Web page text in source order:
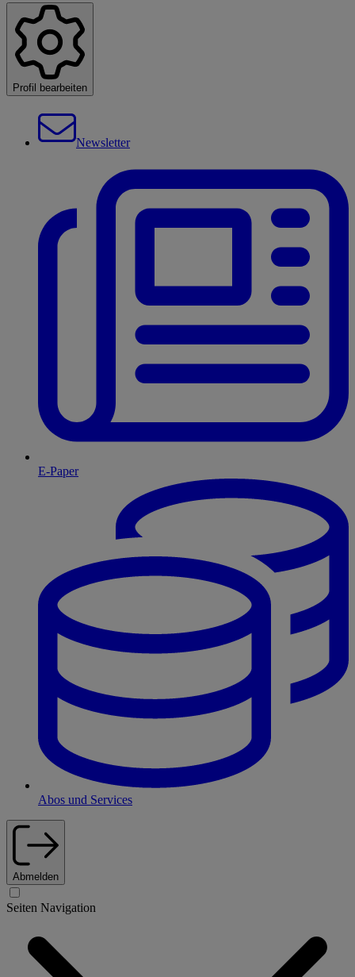
Profil bearbeiten
Newsletter
E-Paper
Abos und Services
Abmelden
Seiten Navigation